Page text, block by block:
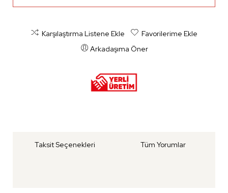
Karşılaştırma Listene Ekle
Favorilerime Ekle
Arkadaşıma Öner
Taksit Seçenekleri Tüm Yorumlar